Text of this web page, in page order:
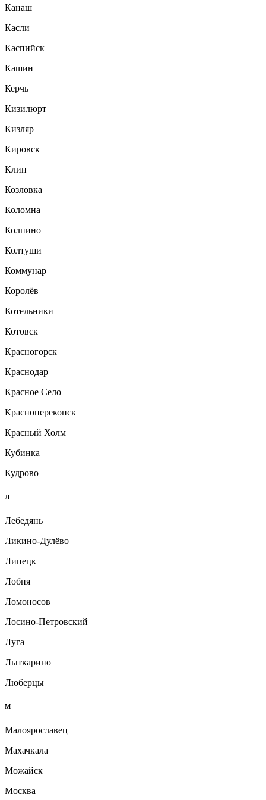
Канаш
Касли
Каспийск
Кашин
Керчь
Кизилюрт
Кизляр
Кировск
Клин
Козловка
Коломна
Колпино
Колтуши
Коммунар
Королёв
Котельники
Котовск
Красногорск
Краснодар
Красное Село
Красноперекопск
Красный Холм
Кубинка
Кудрово
Л
Лебедянь
Ликино-Дулёво
Липецк
Лобня
Ломоносов
Лосино-Петровский
Луга
Лыткарино
Люберцы
М
Малоярославец
Махачкала
Можайск
Москва